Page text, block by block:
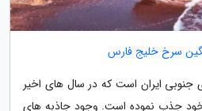
سرخ خلیج فارس
جنوبی ایران است که در سال های اخیر
جذب نموده است. وجود جاذبه های